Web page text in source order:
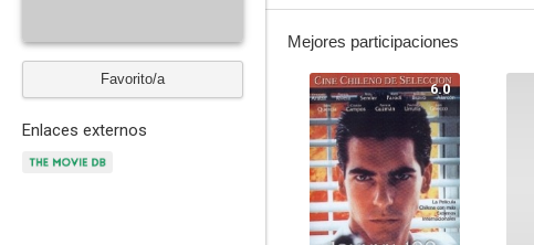
Favorito/a
Enlaces externos
Mejores participaciones
6.0